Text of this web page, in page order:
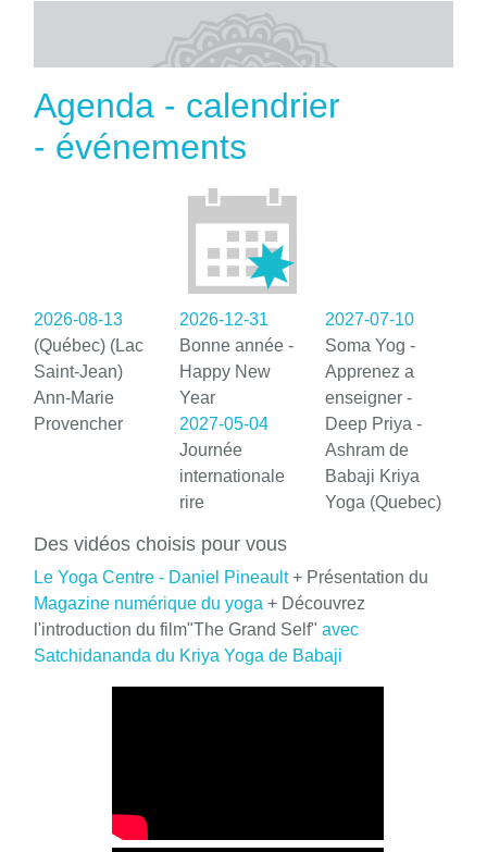
Agenda - calendrier
- événements
2026-08-13
(Québec) (Lac
Saint-Jean)
Ann-Marie
Provencher
2026-12-31
Bonne année -
Happy New
Year
2027-05-04
Journée
internationale
rire
2027-07-10
Soma Yog -
Apprenez a
enseigner -
Deep Priya -
Ashram de
Babaji Kriya
Yoga (Quebec)
Des vidéos choisis pour vous
Le Yoga Centre - Daniel Pineault+ Présentation du
Magazine numérique du yoga + Découvrez
l'introduction du film"The Grand Self" avec
Satchidananda du Kriya Yoga de Babaji